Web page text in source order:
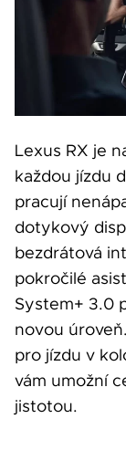
Lexus RX je
každou jízdu
pracují
dotykový
bezdrátová
pokročilé
System+ 3.0
novou
pro jízdu v
vám umožní
jistotou.